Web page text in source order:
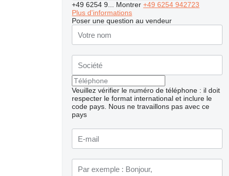
+49 6254 9... Montrer+49 6254 942723
Plus d'informations
Poser une question au vendeur
Veuillez vérifier le numéro de téléphone : il doit
respecter le format international et inclure le
code pays. Nous ne travaillons pas avec ce
pays